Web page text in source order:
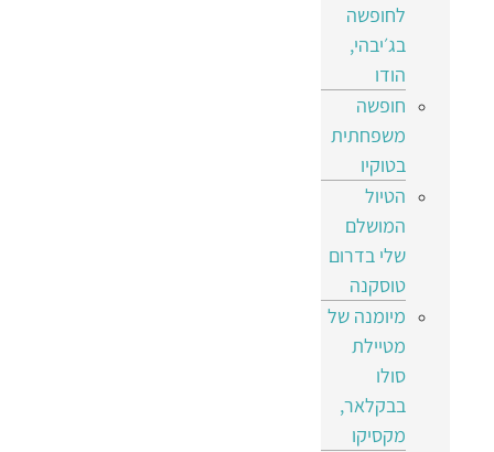
לחופשה
בג׳יבהי,
הודו
חופשה
משפחתית
בטוקיו
הטיול
המושלם
שלי בדרום
טוסקנה
מיומנה של
מטיילת
סולו
בבקלאר,
מקסיקו